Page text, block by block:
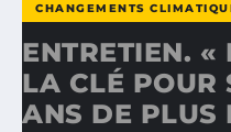
CHANGEMENTS
ENTRETIEN. «
LA CLÉ POUR
ANS DE PLUS